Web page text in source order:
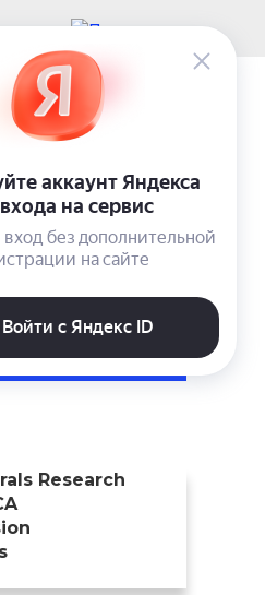
Учетная запись
Research